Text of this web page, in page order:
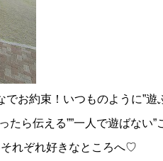
お約束！いつものように”遊
たら伝える””一人で遊ばない”
れぞれ好きなところへ♡